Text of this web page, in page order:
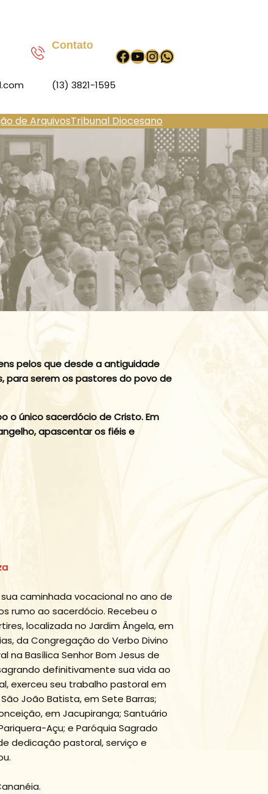
Contato
(13) 3821-1595
Facebook
Youtube
Instagram
WhatsApp
de ArquivosTribunal Diocesano
pelos que desde a antiguidade
para serem os pastores do povo de
o único sacerdócio de Cristo. Em
apascentar os fiéis e
caminhada vocacional no ano de
rumo ao sacerdócio. Recebeu o
localizada no Jardim Ângela, em
da Congregação do Verbo Divino
na Basílica Senhor Bom Jesus de
definitivamente sua vida ao
exerceu seu trabalho pastoral em
João Batista, em Sete Barras;
em Jacupiranga; Santuário
Açu; e Paróquia Sagrado
dedicação pastoral, serviço e